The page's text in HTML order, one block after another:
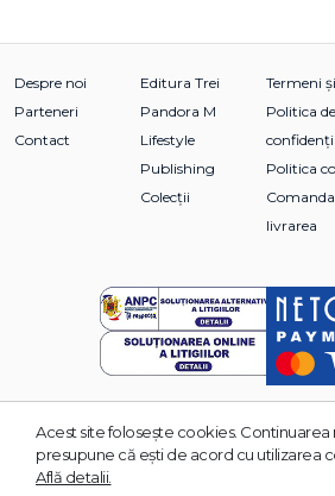
Despre noi
Parteneri
Contact
Editura Trei
Pandora M
Lifestyle
Publishing
Colecții
Termeni
Politica de
Politica
Comanda
livrarea
© 2026 Grupul Editorial TREI. Toate
Acest site foloseşte cookies. Continuarea
presupune că eşti de acord cu utilizarea
Află detalii.